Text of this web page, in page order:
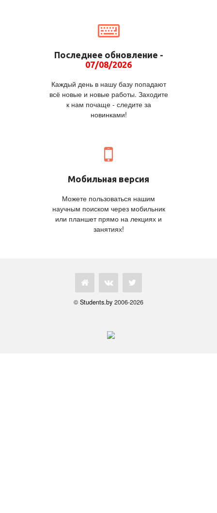
Последнее обновление -
07/08/2026
Каждый день в нашу базу попадают
всё новые и новые работы. Заходите
к нам почаще - следите за
новинками!
Мобильная версия
Можете пользоваться нашим
научным поиском через мобильник
или планшет прямо на лекциях и
занятиях!
© Students.by 2006-2026